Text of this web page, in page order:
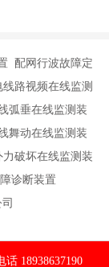
配网行波故障定
路视频在线监测
弧垂在线监测装
舞动在线监测装
破坏在线监测装
诊断装置
话 18938637190